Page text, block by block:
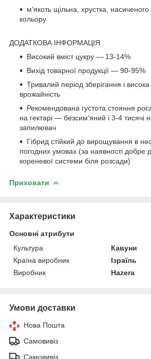
м'якоть щільна, хрустка,
кольору
ДОДАТКОВА ІНФОРМАЦІЯ
Високий вміст цукру — 13-14%
Вихід товарної продукції — 90-95%
Тривалий період зберігання і висока
врожайність
Рекомендована густота стояння
на гектарі — безсим'яний і 3-4 тисячі
запилювач
Гібрид стійкий до вирощування в
погодних умовах (за наявності добре
кореневої системи біля розсади)
Приховати
Характеристики
Основні атрибути
Культура
Кавуни
Країна виробник
Ізраїль
Виробник
Hazera
Умови доставки
Нова Пошта
Самовивіз
Самовивіз